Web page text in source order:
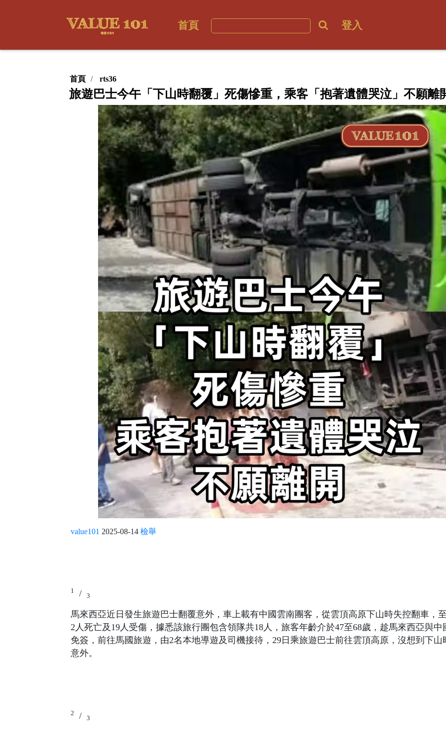
首頁 登入
首頁 rts36
旅遊巴士今午「下山時翻覆」死傷慘重，乘客「抱著遺體哭泣」不願離
value101 2025-08-14 檢舉
1 / 3
馬來西亞近日發生旅遊巴士翻覆意外，車上載有中國雲南團客，從雲頂高原下山時失控翻車，
2人死亡及19人受傷，據悉該旅行團包含領隊共18人，旅客年齡介於47至68歲，趁馬來西亞與中
免簽，前往馬國旅遊，由2名本地導遊及司機接待，29日乘旅遊巴士前往雲頂高原，沒想到下山
意外。
2 / 3